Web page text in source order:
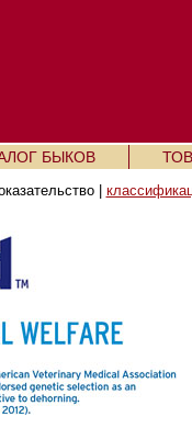
БЫКОВ
|